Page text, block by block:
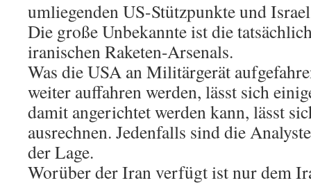
umliegenden US-Stützpunkte und
Die große Unbekannte ist die
iranischen Raketen-Arsenals.
Was die USA an Militärgerät
weiter auffahren werden, lässt sich
damit angerichtet werden kann, lässt
ausrechnen. Jedenfalls sind die
der Lage.
Worüber der Iran verfügt ist nur dem